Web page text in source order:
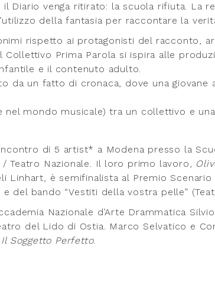
Diario venga ritirato: la scuola rifiuta. La
della fantasia per raccontare la
rispetto ai protagonisti del racconto,
Prima Parola si ispira alle
e il contenuto adulto.
da un fatto di cronaca, dove una giovane
mondo musicale) tra un collettivo e
di 5 artist* a Modena presso la
/ Teatro Nazionale. Il loro primo lavoro,
Linhart, è semifinalista al Premio
del bando “Vestiti della vostra pelle”
Nazionale d’Arte Drammatica
del Lido di Ostia. Marco Selvatico e
Il Soggetto Perfetto.